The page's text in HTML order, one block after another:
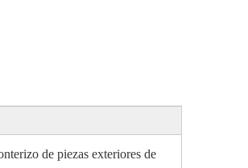
de piezas exteriores de